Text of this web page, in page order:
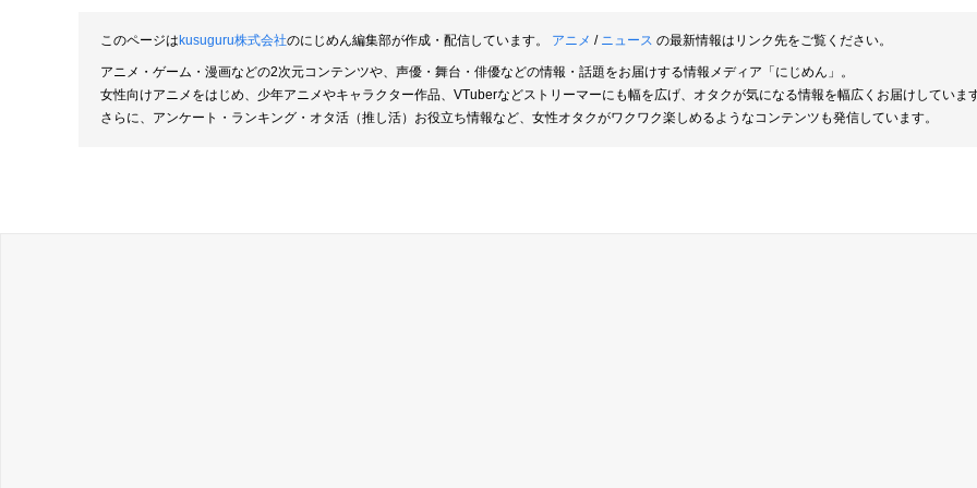
このページはkusuguru株式会社のにじめん編集部が作成・配信しています。 アニメ / ニュース の最新情報はリンク先をご覧ください。
アニメ・ゲーム・漫画などの2次元コンテンツや、声優・舞台・俳優などの情報・話題をお届けする情報メディア「にじめん」。
女性向けアニメをはじめ、少年アニメやキャラクター作品、VTuberなどストリーマーにも幅を広げ、オタクが気になる情報を幅広くお届けしていま
さらに、アンケート・ランキング・オタ活（推し活）お役立ち情報など、女性オタクがワクワク楽しめるようなコンテンツも発信しています。